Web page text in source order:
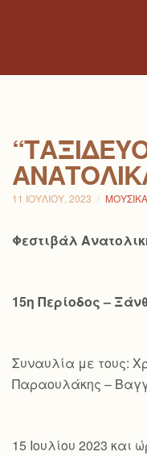
11 ΙΟΥΛΊΟΥ, 2023
Φεστιβάλ
15η Περίοδος –
Συναυλία με τους:
Παραουλάκης –
15 Ιουλίου 2023 και